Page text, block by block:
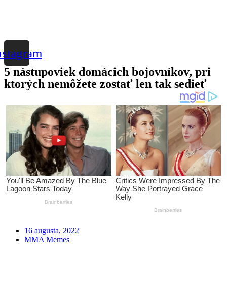
5 nástupoviek domácich bojovníkov, pri
ktorých nemôžete zostať len tak sedieť
16 augusta, 2022
MMA Memes